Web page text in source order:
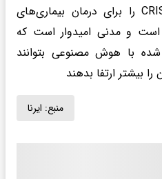
بالینی هم‌اکنون فناوری CRISPR را برای درمان بیماری‌های
است و مدنی امیدوار است که
با هوش مصنوعی بتوانند
بیشتر ارتفا بدهند
منبع: ایرنا